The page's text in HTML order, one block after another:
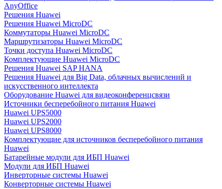
AnyOffice
Решения Huawei
Решения Huawei MicroDC
Коммутаторы Huawei MicroDC
Маршрутизаторы Huawei MicroDC
Точки доступа Huawei MicroDC
Комплектующие Huawei MicroDC
Решения Huawei SAP HANA
Решения Huawei для Big Data, облачных вычислений и
искусственного интеллекта
Оборудование Huawei для видеоконференцсвязи
Источники бесперебойного питания Huawei
Huawei UPS5000
Huawei UPS2000
Huawei UPS8000
Комплектующие для источников бесперебойного питания
Huawei
Батарейные модули для ИБП Huawei
Модули для ИБП Huawei
Инверторные системы Huawei
Конверторные системы Huawei